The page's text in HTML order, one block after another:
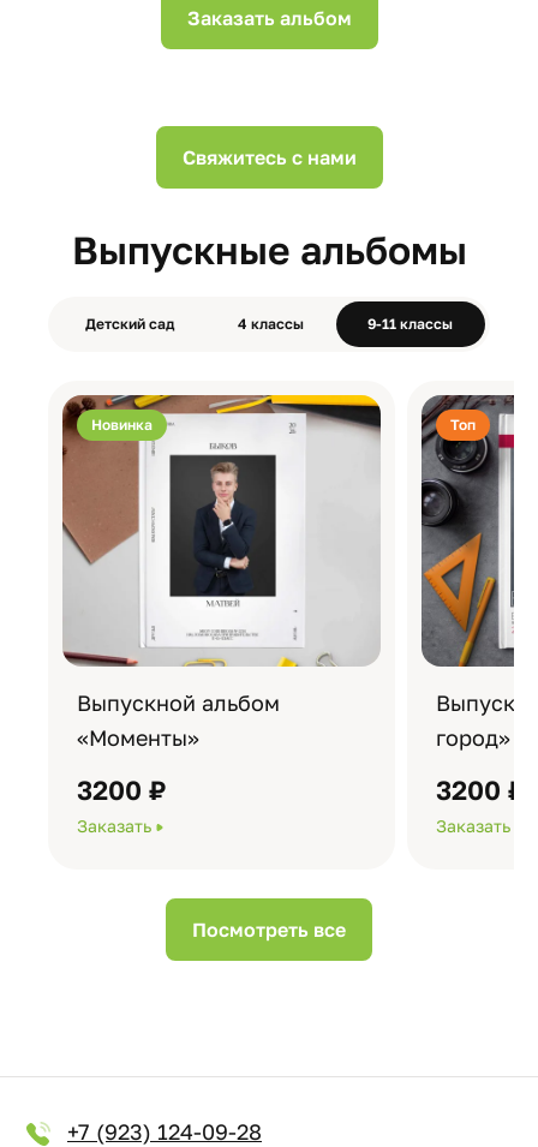
Заказать альбом
Свяжитесь с нами
Выпускные альбомы
Детский сад 4 классы 9-11 классы
Новинка
Выпускной альбом
«Моменты»
3200 ₽
Заказать
Топ
город»
3200 ₽
Заказать
Посмотреть все
+7 (923) 124-09-28